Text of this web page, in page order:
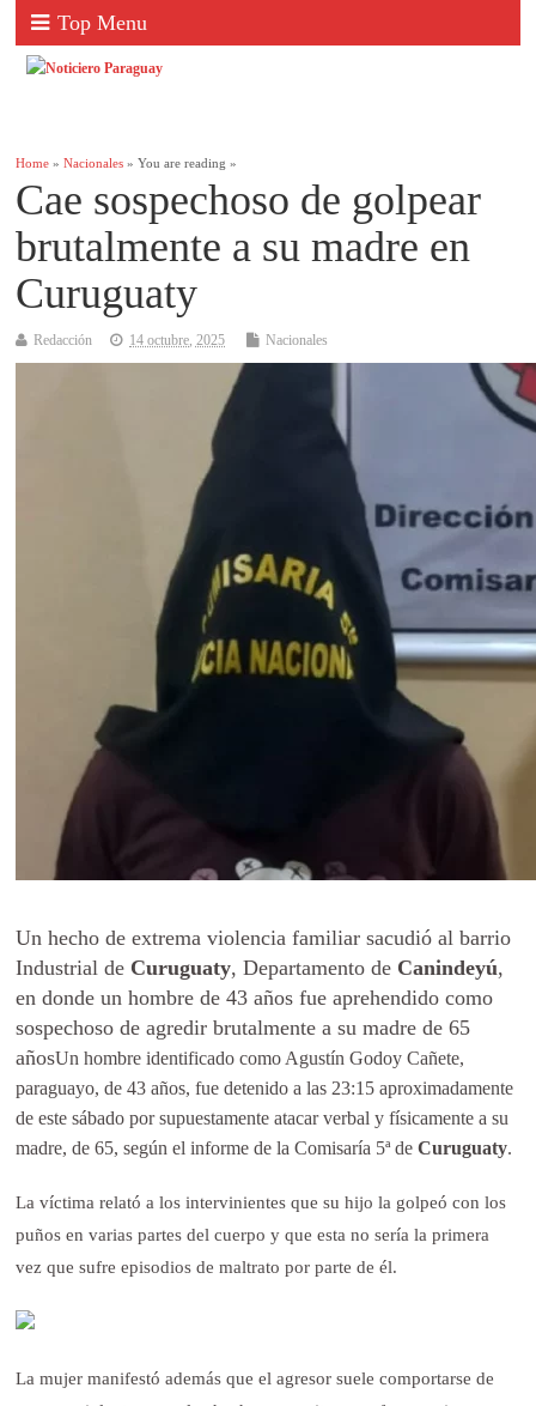
Top Menu
Home »Nacionales » You are reading »
Cae sospechoso de golpear
brutalmente a su madre en
Curuguaty
Redacción 14 octubre, 2025 Nacionales
Un hecho de extrema violencia familiar sacudió al barrio
Industrial de Curuguaty, Departamento de Canindeyú,
en donde un hombre de 43 años fue aprehendido como
sospechoso de agredir brutalmente a su madre de 65
añosUn hombre identificado como Agustín Godoy Cañete,
paraguayo, de 43 años, fue detenido a las 23:15 aproximadamente
de este sábado por supuestamente atacar verbal y físicamente a su
madre, de 65, según el informe de la Comisaría 5ª de Curuguaty.
La víctima relató a los intervinientes que su hijo la golpeó con los
puños en varias partes del cuerpo y que esta no sería la primera
vez que sufre episodios de maltrato por parte de él.
La mujer manifestó además que el agresor suele comportarse de